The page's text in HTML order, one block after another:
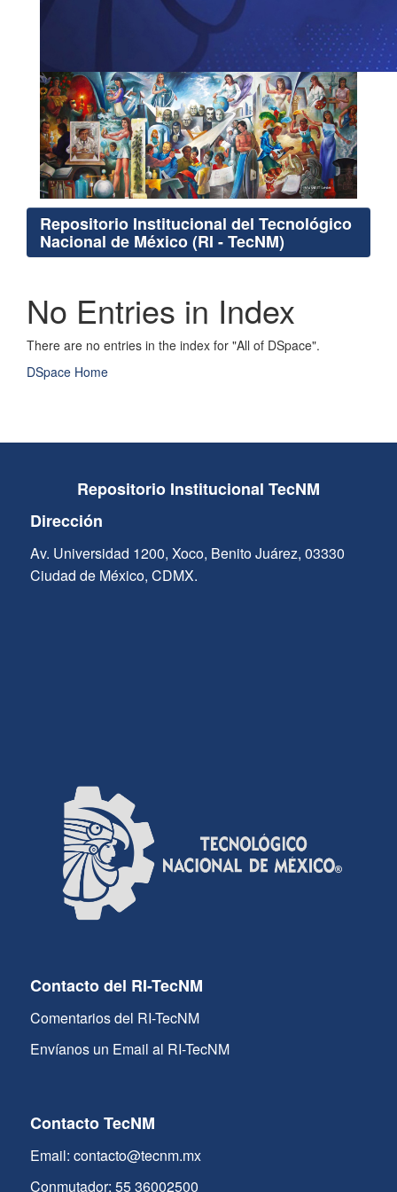
Repositorio Institucional del Tecnológico
Nacional de México (RI - TecNM)
No Entries in Index
There are no entries in the index for "All of DSpace".
DSpace Home
Repositorio Institucional TecNM
Dirección
Av. Universidad 1200, Xoco, Benito Juárez, 03330
Ciudad de México, CDMX.
Contacto del RI-TecNM
Comentarios del RI-TecNM
Envíanos un Email al RI-TecNM
Contacto TecNM
Email: contacto@tecnm.mx
Conmutador: 55 36002500